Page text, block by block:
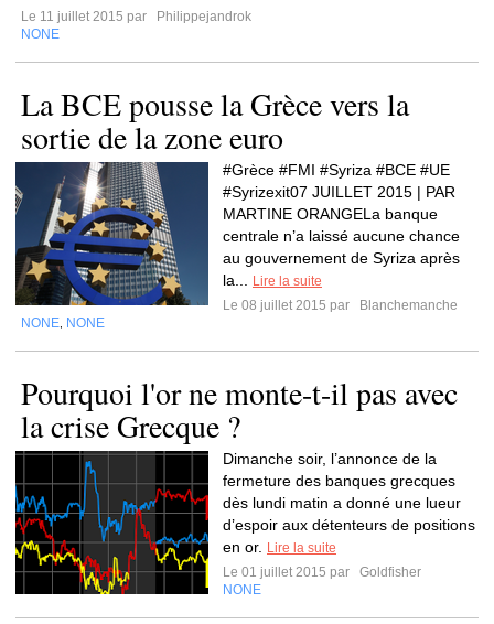
Le 11 juillet 2015 par
Philippejandrok
NONE
La BCE pousse la Grèce vers la
sortie de la zone euro
#Grèce #FMI #Syriza #BCE #UE
#Syrizexit07 JUILLET 2015 | PAR
MARTINE ORANGELa banque
centrale n’a laissé aucune chance
au gouvernement de Syriza après
la...
Lire la suite
Le 08 juillet 2015 par
Blanchemanche
NONE NONE
Pourquoi l'or ne monte-t-il pas avec
la crise Grecque ?
Dimanche soir, l’annonce de la
fermeture des banques grecques
dès lundi matin a donné une lueur
d’espoir aux détenteurs de positions
en or.
Lire la suite
Le 01 juillet 2015 par
Goldfisher
NONE